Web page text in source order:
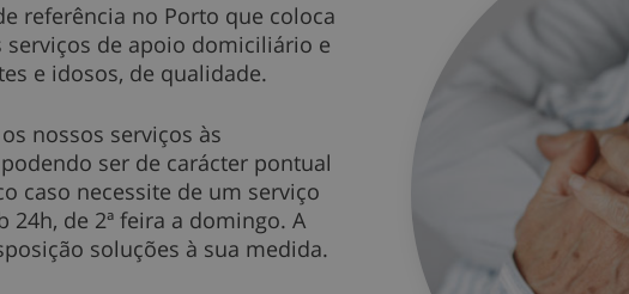
referência no Porto que coloca
de apoio domiciliário e
e idosos, de qualidade.
nossos serviços às
ser de carácter pontual
caso necessite de um serviço
de 2ª feira a domingo. A
soluções à sua medida.